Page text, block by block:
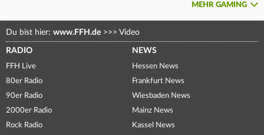
MEHR GAMING
Du bist hier: www.FFH.de >>> Video
RADIO
FFH Live
80er Radio
90er Radio
2000er Radio
Rock Radio
NEWS
Hessen News
Frankfurt News
Wiesbaden News
Mainz News
Kassel News